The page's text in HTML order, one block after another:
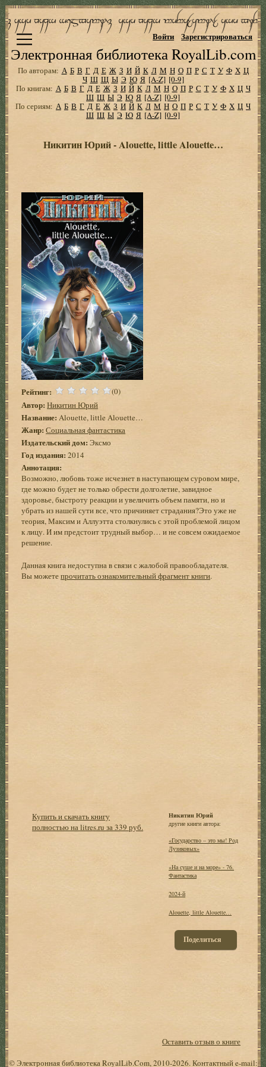
Электронная библиотека RoyalLib.com
Войти Зарегистрироваться
По авторам: А Б В Г Д Е Ж З И Й К Л М Н О П Р С Т У Ф Х Ц
Ч Ш Щ Ы Э Ю Я [A-Z] [0-9]
По книгам: А Б В Г Д Е Ж З И Й К Л М Н О П Р С Т У Ф Х Ц Ч
Ш Щ Ы Э Ю Я [A-Z] [0-9]
По сериям: А Б В Г Д Е Ж З И Й К Л М Н О П Р С Т У Ф Х Ц Ч
Ш Щ Ы Э Ю Я [A-Z] [0-9]
Никитин Юрий - Alouette, little Alouette…
Рейтинг: (0)
Автор: Никитин Юрий
Название: Alouette, little Alouette…
Жанр: Социальная фантастика
Издательский дом: Эксмо
Год издания:2014
Аннотация:
Возможно, любовь тоже исчезнет в наступающем суровом мире,
где можно будет не только обрести долголетие, завидное
здоровье, быстроту реакции и увеличить объем памяти, но и
убрать из нашей сути все, что причиняет страдания?Это уже не
теория, Максим и Аллуэтта столкнулись с этой проблемой лицом
к лицу. И им предстоит трудный выбор… и не совсем ожидаемое
решение.
Данная книга недоступна в связи с жалобой правообладателя.
Вы можетепрочитать ознакомительный фрагмент книги.
Купить и скачать книгу
полностью на litres.ru за 339 руб.
Никитин Юрий
другие книги автора:
«Государство – это мы! Род
Лузиковых»
«На суше и на море» - 76.
Фантастика
2024-й
Alouette, little Alouette…
Поделиться
Оставить отзыв о книге
© Электронная библиотека RoyalLib.Com, 2010-2026. Контактный e-mail: